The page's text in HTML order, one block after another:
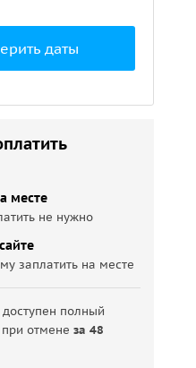
даты
месте
не нужно
заплатить на месте
полный
при отменеза 48